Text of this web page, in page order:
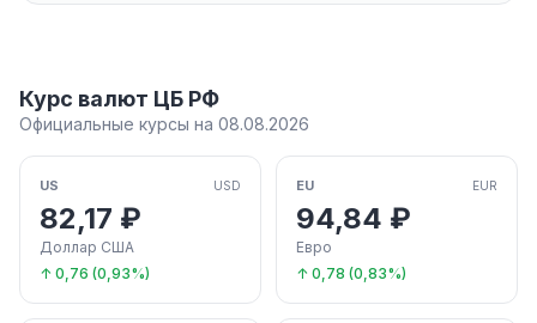
Курс валют ЦБ РФ
Официальные курсы на 08.08.2026
US USD
82,17 ₽
Доллар США
↑ 0,76 (0,93%)
EU EUR
94,84 ₽
Евро
↑ 0,78 (0,83%)